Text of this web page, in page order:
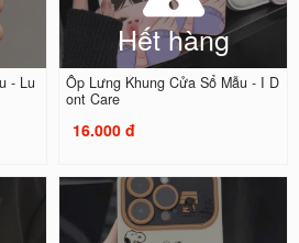
- Lu
Hết hàng
Ốp Lưng Khung Cửa Sổ Mẫu - I D
ont Care
16.000 đ